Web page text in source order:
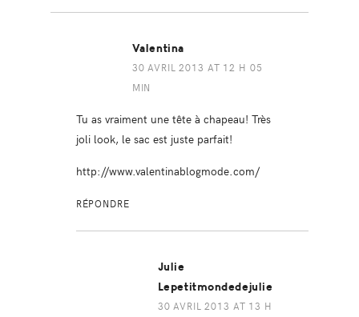
Valentina
30 AVRIL 2013 AT 12 H 05
MIN
Tu as vraiment une tête à chapeau! Très
joli look, le sac est juste parfait!
http://www.valentinablogmode.com/
RÉPONDRE
Julie
Lepetitmondedejulie
30 AVRIL 2013 AT 13 H